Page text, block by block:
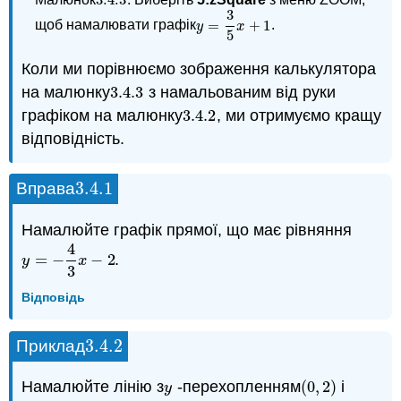
щоб намалювати графікy =
3
5
x + 1
y=3 5x+1 .
Коли ми порівнюємо зображення калькулятора
на малюнку3.4.3
3.4.3 з намальованим від руки
графіком на малюнку3.4.2
3.4.2, ми отримуємо кращу
відповідність.
Вправа3.4.1
3.4.1
Намалюйте графік прямої, що має рівняння
y = −
4
3
x − 2
y =− 43x−2 .
Відповідь
Приклад3.4.2
3.4.2
Намалюйте лінію зy
y -перехопленням(0, 2)
(0, 2) і